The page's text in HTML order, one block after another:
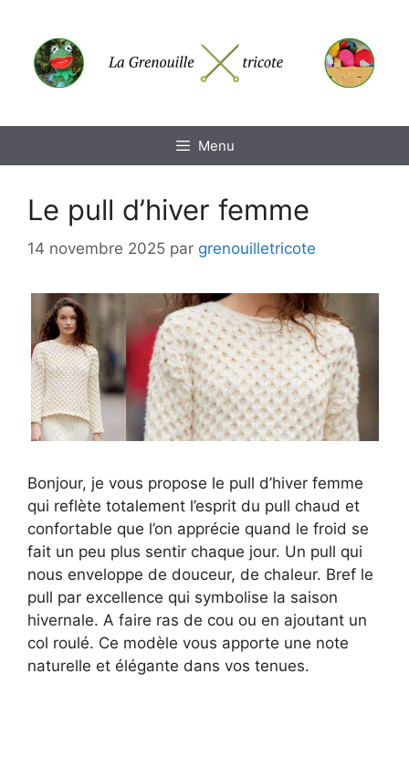
contenu
Menu
Le pull d’hiver femme
14 novembre 2025 par grenouilletricote
Bonjour, je vous propose le pull d’hiver femme
qui reflète totalement l’esprit du pull chaud et
confortable que l’on apprécie quand le froid se
fait un peu plus sentir chaque jour. Un pull qui
nous enveloppe de douceur, de chaleur. Bref le
pull par excellence qui symbolise la saison
hivernale. A faire ras de cou ou en ajoutant un
col roulé. Ce modèle vous apporte une note
naturelle et élégante dans vos tenues.